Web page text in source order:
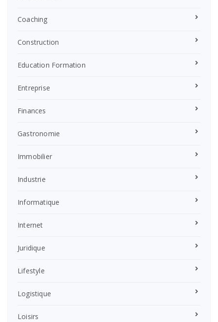
Coaching
Construction
Education Formation
Entreprise
Finances
Gastronomie
Immobilier
Industrie
Informatique
Internet
Juridique
Lifestyle
Logistique
Loisirs